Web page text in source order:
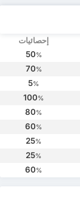
إحصائيات
50%
70%
5%
100%
80%
60%
25%
25%
60%